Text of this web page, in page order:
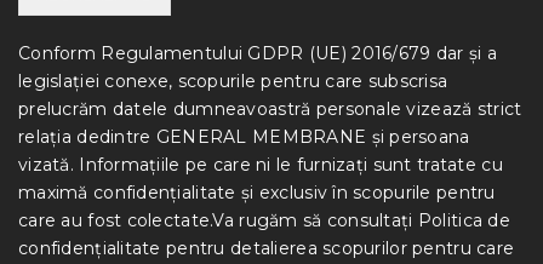
Conform Regulamentului GDPR (UE) 2016/679 dar și a
legislației conexe, scopurile pentru care subscrisa
prelucrăm datele dumneavoastră personale vizează strict
relația dedintre GENERAL MEMBRANE și persoana
vizată. Informațiile pe care ni le furnizați sunt tratate cu
maximă confidențialitate și exclusiv în scopurile pentru
care au fost colectate.Va rugăm să consultați Politica de
confidențialitate pentru detalierea scopurilor pentru care